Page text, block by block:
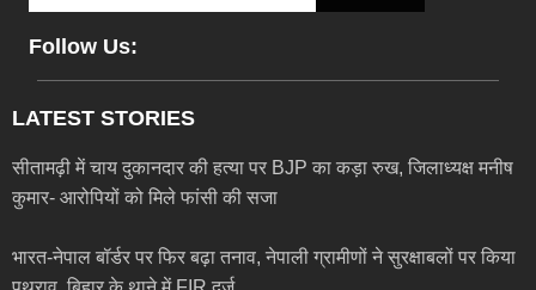
Follow Us:
LATEST STORIES
सीतामढ़ी में चाय दुकानदार की हत्या पर BJP का कड़ा रुख, जिलाध्यक्ष मनीष
कुमार- आरोपियों को मिले फांसी की सजा
भारत-नेपाल बॉर्डर पर फिर बढ़ा तनाव, नेपाली ग्रामीणों ने सुरक्षाबलों पर किया